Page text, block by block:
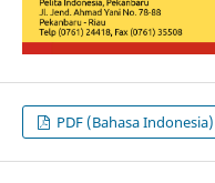
PDF (Bahasa Indonesia)